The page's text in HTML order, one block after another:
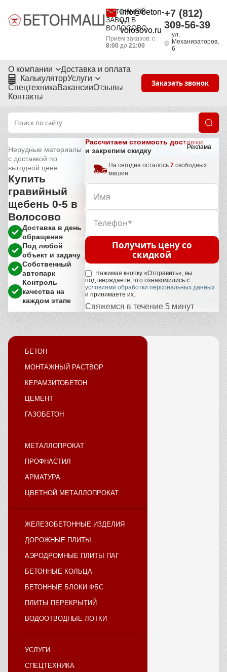
БЕТОННЫЙ
ЗАВОД В
ВОЛОСОВО
info@beton-
v-
volosovo.ru
Приём заказов: с
8:00 до 21:00
+7 (812)
309-56-39
ул.
Механизаторов,
6
О компании
Доставка и оплата
КалькуляторУслуги
СпецтехникаВакансииОтзывы
Контакты
Заказать звонок
Реклама
Нерудные материалы
с доставкой по
выгодной цене
Купить
гравийный
щебень 0-5 в
Волосово
Доставка в день
обращения
Под любой
объект и задачу
Собственный
автопарк
Контроль
качества на
каждом этапе
Рассчитаем стоимость доставки
и закрепим скидку
На сегодня осталось 7свободных
машин
Получить цену со
скидкой
Нажимая кнопку «Отправить», вы
подтверждаете, что ознакомились с
условиями обработки персональных данных
и принимаете их.
Свяжемся в течение 5 минут
БЕТОН
МОНТАЖНЫЙ РАСТВОР
КЕРАМЗИТОБЕТОН
ЦЕМЕНТ
ГАЗОБЕТОН
МЕТАЛЛОПРОКАТ
ПРОФНАСТИЛ
АРМАТУРА
ЦВЕТНОЙ МЕТАЛЛОПРОКАТ
ЖЕЛЕЗОБЕТОННЫЕ ИЗДЕЛИЯ
ДОРОЖНЫЕ ПЛИТЫ
АЭРОДРОМНЫЕ ПЛИТЫ ПАГ
БЕТОННЫЕ КОЛЬЦА
БЕТОННЫЕ БЛОКИ ФБС
ПЛИТЫ ПЕРЕКРЫТИЙ
ВОДООТВОДНЫЕ ЛОТКИ
УСЛУГИ
СПЕЦТЕХНИКА